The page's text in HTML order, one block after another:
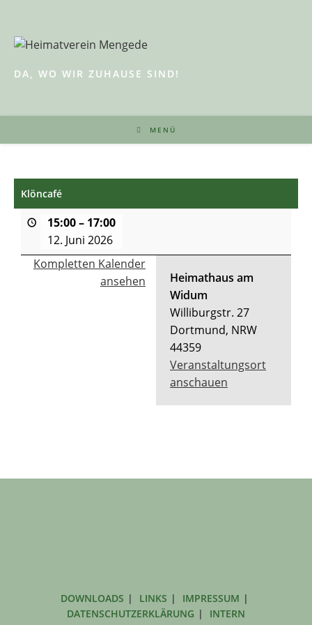
springen
DA, WO WIR ZUHAUSE SIND!
MENÜ
Klöncafé
15:00– 17:00
12. Juni 2026
Heimathaus am
Widum
Williburgstr. 27
Dortmund, NRW
44359
Veranstaltungsort
anschauen
Kompletten Kalender
ansehen
DOWNLOADS LINKS
IMPRESSUM
DATENSCHUTZERKLÄRUNG
INTERN